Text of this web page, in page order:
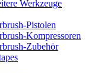
Werkzeuge
Pistolen
Kompressoren
Zubehör